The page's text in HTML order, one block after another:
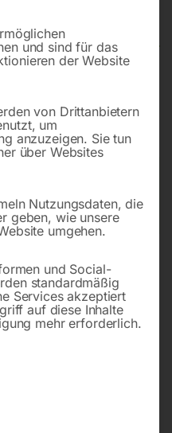
KB 2×75/13
gelten für Österreich.
zu diesem
für die eine
und sind für das
der Website
von Drittanbietern
um
anzuzeigen. Sie tun
über Websites
Nutzungsdaten, die
geben, wie unsere
umgehen.
und Social-
standardmäßig
Services akzeptiert
auf diese Inhalte
mehr erforderlich.